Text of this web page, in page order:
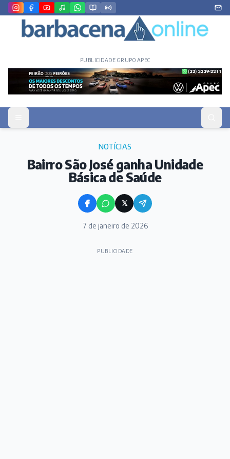
PUBLICIDADE GRUPO APEC
NOTÍCIAS
Bairro São José ganha Unidade
Básica de Saúde
𝕏
7 de janeiro de 2026
PUBLICIDADE